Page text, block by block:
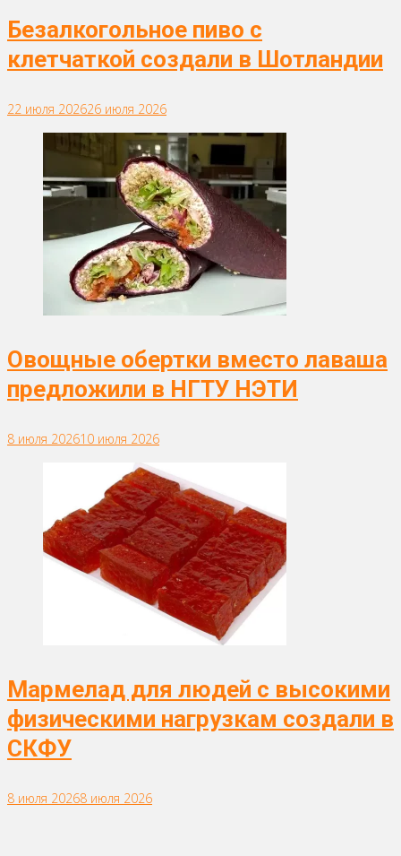
Безалкогольное пиво с
клетчаткой создали в Шотландии
22 июля 202626 июля 2026
Овощные обертки вместо лаваша
предложили в НГТУ НЭТИ
8 июля 202610 июля 2026
Мармелад для людей с высокими
физическими нагрузкам создали в
СКФУ
8 июля 20268 июля 2026